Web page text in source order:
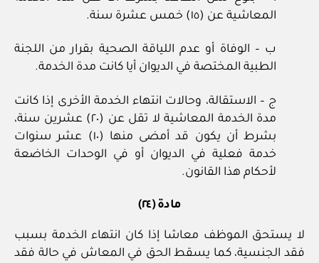
المعاشية عن (١٥) خمس عشرة سنة.
ب – الوفاة أو عدم اللياقة الصحية بقرار من اللجنة
الطبية المختصة في الديوان أيا كانت مدة الخدمة.
ج – الاستقالة، وحالات انتهاء الخدمة الأخرى إذا كانت
مدة الخدمة المعاشية لا تقل عن (٢٠) عشرين سنة،
بشرط أن يكون قد أمضى منها (١٠) عشر سنوات
خدمة فعلية في الديوان أو في الوحدات الخاضعة
لأحكام هذا القانون.
مادة (٢٤)
لا يستحق الموظف معاشا إذا كان انتهاء الخدمة بسبب
فقد الجنسية، كما يسقط الحق في المعاش في حالة فقد